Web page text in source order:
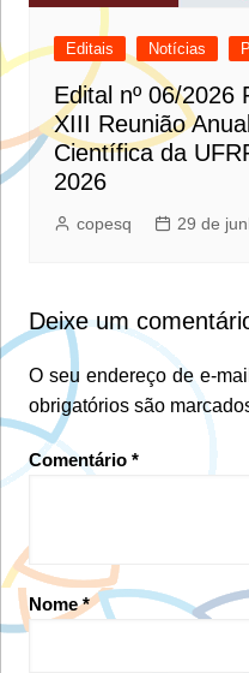
Editais Notícias
Edital nº 06/2026
XIII Reunião
Científica da
2026
copesq 29 de
Deixe um
O seu endereço de e-
obrigatórios são
Comentário *
Nome*